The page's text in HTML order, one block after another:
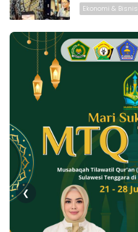
Ekonomi & Bisnis
❮